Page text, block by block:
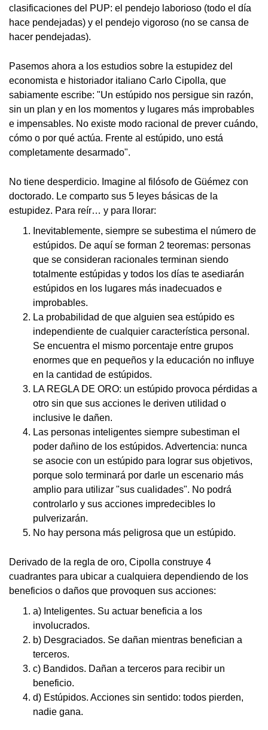
clasificaciones del PUP: el pendejo laborioso (todo el día
hace pendejadas) y el pendejo vigoroso (no se cansa de
hacer pendejadas).
Pasemos ahora a los estudios sobre la estupidez del
economista e historiador italiano Carlo Cipolla, que
sabiamente escribe: "Un estúpido nos persigue sin razón,
sin un plan y en los momentos y lugares más improbables
e impensables. No existe modo racional de prever cuándo,
cómo o por qué actúa. Frente al estúpido, uno está
completamente desarmado".
No tiene desperdicio. Imagine al filósofo de Güémez con
doctorado. Le comparto sus 5 leyes básicas de la
estupidez. Para reír… y para llorar:
Inevitablemente, siempre se subestima el número de
estúpidos. De aquí se forman 2 teoremas: personas
que se consideran racionales terminan siendo
totalmente estúpidas y todos los días te asediarán
estúpidos en los lugares más inadecuados e
improbables.
La probabilidad de que alguien sea estúpido es
independiente de cualquier característica personal.
Se encuentra el mismo porcentaje entre grupos
enormes que en pequeños y la educación no influye
en la cantidad de estúpidos.
LA REGLA DE ORO: un estúpido provoca pérdidas a
otro sin que sus acciones le deriven utilidad o
inclusive le dañen.
Las personas inteligentes siempre subestiman el
poder dañino de los estúpidos. Advertencia: nunca
se asocie con un estúpido para lograr sus objetivos,
porque solo terminará por darle un escenario más
amplio para utilizar "sus cualidades". No podrá
controlarlo y sus acciones impredecibles lo
pulverizarán.
No hay persona más peligrosa que un estúpido.
Derivado de la regla de oro, Cipolla construye 4
cuadrantes para ubicar a cualquiera dependiendo de los
beneficios o daños que provoquen sus acciones:
a) Inteligentes. Su actuar beneficia a los
involucrados.
b) Desgraciados. Se dañan mientras benefician a
terceros.
c) Bandidos. Dañan a terceros para recibir un
beneficio.
d) Estúpidos. Acciones sin sentido: todos pierden,
nadie gana.